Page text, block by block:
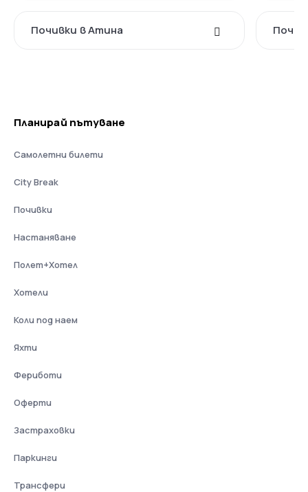
Почивки в Атина
Планирай пътуване
Самолетни билети
City Break
Почивки
Настаняване
Полет+Хотел
Хотели
Коли под наем
Яхти
Фериботи
Оферти
Застраховки
Паркинги
Трансфери